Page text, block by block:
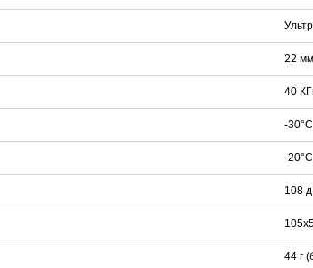
22 мм
40
-
-
108
44 г